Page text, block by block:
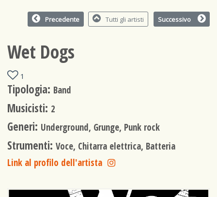
Precedente Tutti gli artisti Successivo
Wet Dogs
1
Tipologia: Band
Musicisti: 2
Generi: Underground, Grunge, Punk rock
Strumenti: Voce, Chitarra elettrica, Batteria
Link al profilo dell'artista